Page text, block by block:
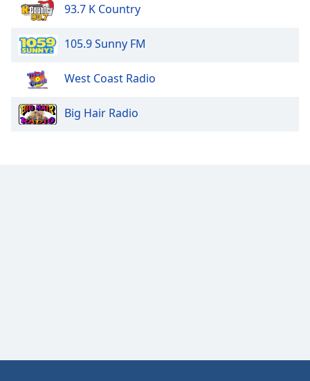
93.7 K Country
105.9 Sunny FM
West Coast Radio
Big Hair Radio